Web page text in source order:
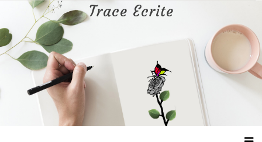
contenu
Trace Ecrite